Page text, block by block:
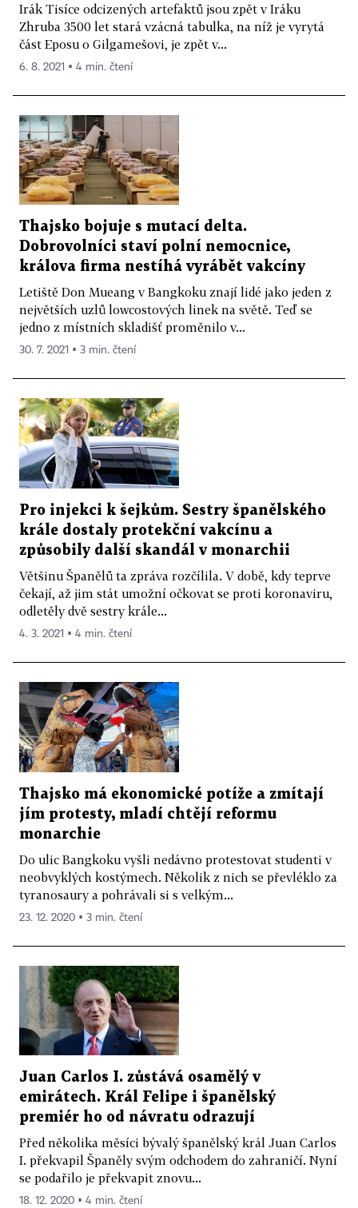
Irák Tisíce odcizených artefaktů jsou zpět v Iráku
Zhruba 3500 let stará vzácná tabulka, na níž je vyrytá
část Eposu o Gilgamešovi, je zpět v...
6. 8. 2021 ▪ 4 min. čtení
Thajsko bojuje s mutací delta.
Dobrovolníci staví polní nemocnice,
králova firma nestíhá vyrábět vakcíny
Letiště Don Mueang v Bangkoku znají lidé jako jeden z
největších uzlů lowcostových linek na světě. Teď se
jedno z místních skladišť proměnilo v...
30. 7. 2021 ▪ 3 min. čtení
Pro injekci k šejkům. Sestry španělského
krále dostaly protekční vakcínu a
způsobily další skandál v monarchii
Většinu Španělů ta zpráva rozčílila. V době, kdy teprve
čekají, až jim stát umožní očkovat se proti koronaviru,
odletěly dvě sestry krále...
4. 3. 2021 ▪ 4 min. čtení
Thajsko má ekonomické potíže a zmítají
jím protesty, mladí chtějí reformu
monarchie
Do ulic Bangkoku vyšli nedávno protestovat studenti v
neobvyklých kostýmech. Několik z nich se převléklo za
tyranosaury a pohrávali si s velkým...
23. 12. 2020 ▪ 3 min. čtení
Juan Carlos I. zůstává osamělý v
emirátech. Král Felipe i španělský
premiér ho od návratu odrazují
Před několika měsíci bývalý španělský král Juan Carlos
I. překvapil Španěly svým odchodem do zahraničí. Nyní
se podařilo je překvapit znovu...
18. 12. 2020 ▪ 4 min. čtení